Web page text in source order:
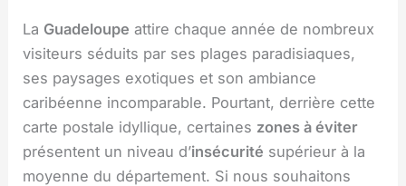
La Guadeloupe attire chaque année de nombreux
visiteurs séduits par ses plages paradisiaques,
ses paysages exotiques et son ambiance
caribéenne incomparable. Pourtant, derrière cette
carte postale idyllique, certaines zones à éviter
présentent un niveau d’insécurité supérieur à la
moyenne du département. Si nous souhaitons